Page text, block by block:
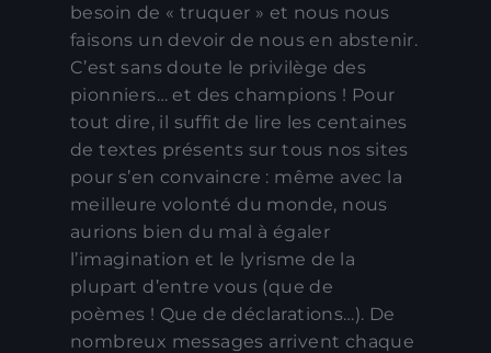
besoin de « truquer » et nous nous
faisons un devoir de nous en abstenir.
C’est sans doute le privilège des
pionniers… et des champions ! Pour
tout dire, il suffit de lire les centaines
de textes présents sur tous nos sites
pour s’en convaincre : même avec la
meilleure volonté du monde, nous
aurions bien du mal à égaler
l’imagination et le lyrisme de la
plupart d’entre vous (que de
poèmes ! Que de déclarations…). De
nombreux messages arrivent chaque